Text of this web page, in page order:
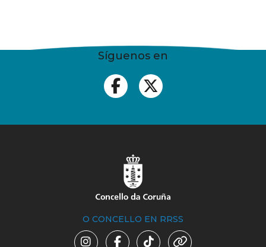
Síguenos en
O CONCELLO EN RRSS